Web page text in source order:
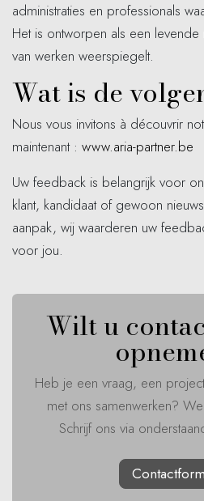
administraties en professionals
Het is ontworpen als een
van werken weerspiegelt.
Wat is de
Nous vous invitons à découvrir
maintenant : www.aria-partner.be
Uw feedback is belangrijk voor
klant, kandidaat of gewoon
aanpak, wij waarderen uw
voor jou.
Wilt u
Heb je een vraag, een
met ons samenwerken?
Schrijf ons via